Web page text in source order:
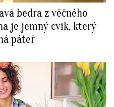
bedra z věčného
je jemný cvik, který
páteř